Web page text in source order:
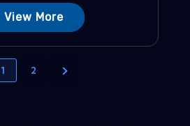
View More
1 2